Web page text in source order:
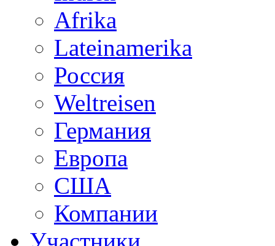
Afrika
Lateinamerika
Россия
Weltreisen
Германия
Европа
США
Компании